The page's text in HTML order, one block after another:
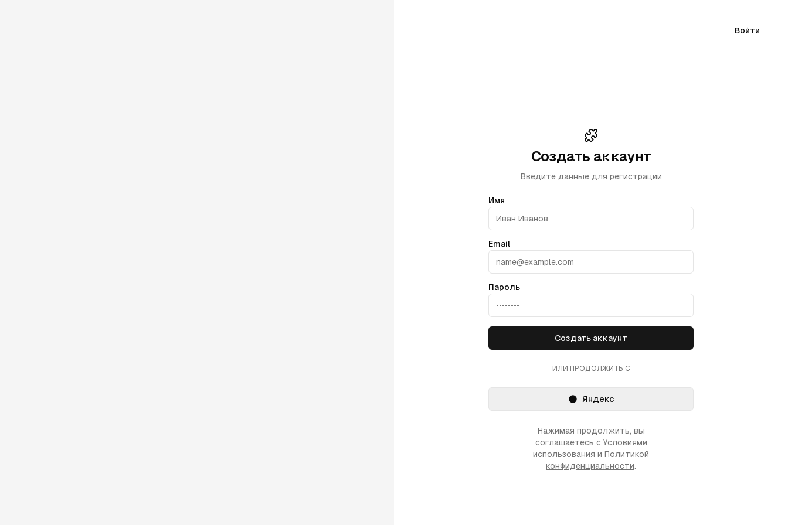
Войти
Создать аккаунт
Введите данные для регистрации
Имя
Email
Пароль
Создать аккаунт
ИЛИ ПРОДОЛЖИТЬ С
Яндекс
Нажимая продолжить, вы
соглашаетесь с Условиями
использования и Политикой
конфиденциальности.